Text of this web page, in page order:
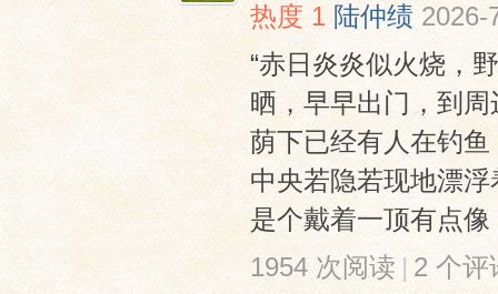
热度 1 陆仲绩 2026-
“赤日炎炎似火烧，
晒，早早出门，到
荫下已经有人在钓
中央若隐若现地漂
是个戴着一顶有点
1954 次阅读 | 2 个评